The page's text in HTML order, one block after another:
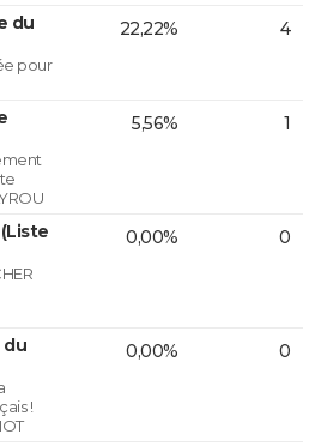
du
pour
22,22% 4
5,56% 1
(Liste
0,00% 0
du
!
0,00% 0